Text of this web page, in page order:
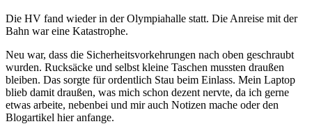
Die HV fand wieder in der Olympiahalle statt. Die Anreise mit der
Bahn war eine Katastrophe.
Neu war, dass die Sicherheitsvorkehrungen nach oben geschraubt
wurden. Rucksäcke und selbst kleine Taschen mussten draußen
bleiben. Das sorgte für ordentlich Stau beim Einlass. Mein Laptop
blieb damit draußen, was mich schon dezent nervte, da ich gerne
etwas arbeite, nebenbei und mir auch Notizen mache oder den
Blogartikel hier anfange.